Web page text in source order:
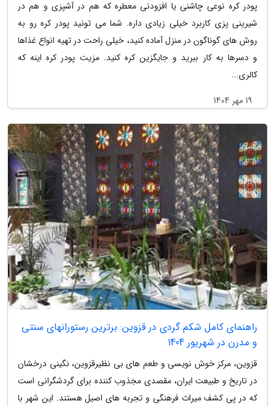
پودر کره نوعی چاشنی یا افزودنی معطره که هم در آشپزی و هم در
شیرینی پزی کاربرد خیلی زیادی داره. شما می تونید پودر کره رو به
روش های گوناگون در منزل آماده کنید، خیلی راحت در تهیه انواع غذاها
و دسرها به کار ببرید و جایگزین کره کنید. مزیت پودر کره اینه که
کالری...
19 مهر 1404
راهنمای کامل شکم گردی در قزوین: برترین رستورانهای سنتی
و مدرن در شهریور 1404
قزوین، مرکز خوش نویسی و طعم های بی نظیرقزوین، نگینی درخشان
در تاریخ و طبیعت ایران، مقصدی مجذوب کننده برای گردشگرانی است
که در پی کشف میراث فرهنگی و تجربه های اصیل هستند. این شهر با